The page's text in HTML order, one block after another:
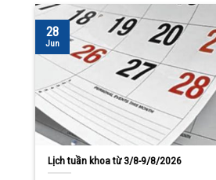
Lịch tuần khoa từ 3/8-9/8/2026
28
Jun